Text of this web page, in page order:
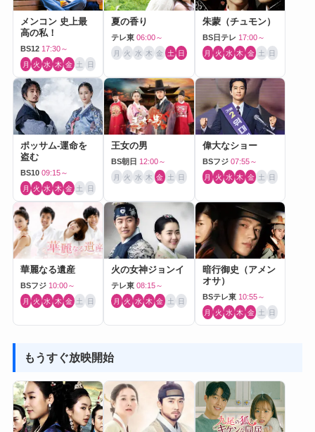
メンコン 史上最
高の私！
BS12 17:30～
月 火 水 木 金 土 日
夏の香り
テレ東 06:00～
月 火 水 木 金 土 日
朱蒙（チュモン）
BS日テレ 17:00～
月 火 水 木 金 土 日
ポッサム-運命を
盗む
BS10 09:15～
月 火 水 木 金 土 日
王女の男
BS朝日 12:00～
月 火 水 木 金 土 日
偉大なショー
BSフジ 07:55～
月 火 水 木 金 土 日
華麗なる遺産
BSフジ 10:00～
月 火 水 木 金 土 日
火の女神ジョンイ
テレ東 08:15～
月 火 水 木 金 土 日
暗行御史（アメン
オサ）
BSテレ東 10:55～
月 火 水 木 金 土 日
もうすぐ放映開始